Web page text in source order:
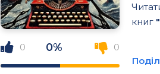
0 0% 0
книг